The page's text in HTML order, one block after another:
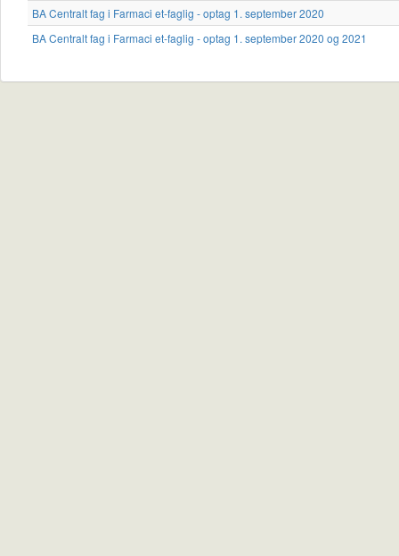
BA Centralt fag i Farmaci et-faglig - optag 1. september 2020
BA Centralt fag i Farmaci et-faglig - optag 1. september 2020 og 2021